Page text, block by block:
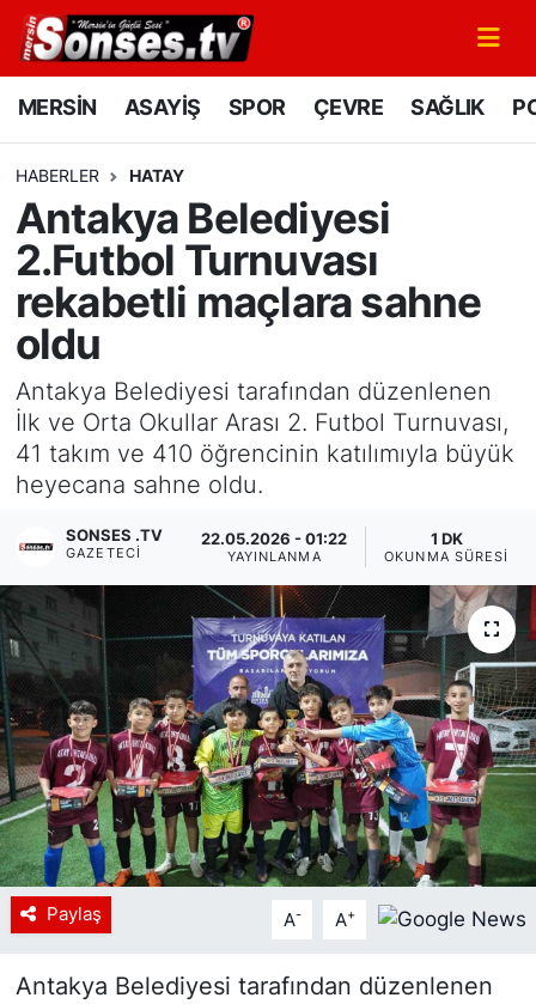
MERSİN ASAYİŞ SPOR ÇEVRE SAĞLIK
HABERLER HATAY
Antakya Belediyesi
2.Futbol Turnuvası
rekabetli maçlara sahne
oldu
Antakya Belediyesi tarafından düzenlenen
İlk ve Orta Okullar Arası 2. Futbol Turnuvası,
41 takım ve 410 öğrencinin katılımıyla büyük
heyecana sahne oldu.
SONSES .TV
GAZETECI
22.05.2026 - 01:22
YAYINLANMA
1 DK
OKUNMA SÜRESI
Paylaş A- A+
Antakya Belediyesi tarafından düzenlenen
MERSİN
SPOR
GÜNÜN MANŞETİ
DÜNYA
KÜLTÜR - SANAT
MAGAZİN
Siyaset
YEREL HABER
Haberde insan
Tanıtım
Mersin Nöbetçi Eczaneler
Mersin Namaz Vakitleri
Mersin Trafik Yoğunluk Haritası
Süper Lig Puan Durumu ve Fikstür
Tüm Manşetler
Son Dakika Haberleri